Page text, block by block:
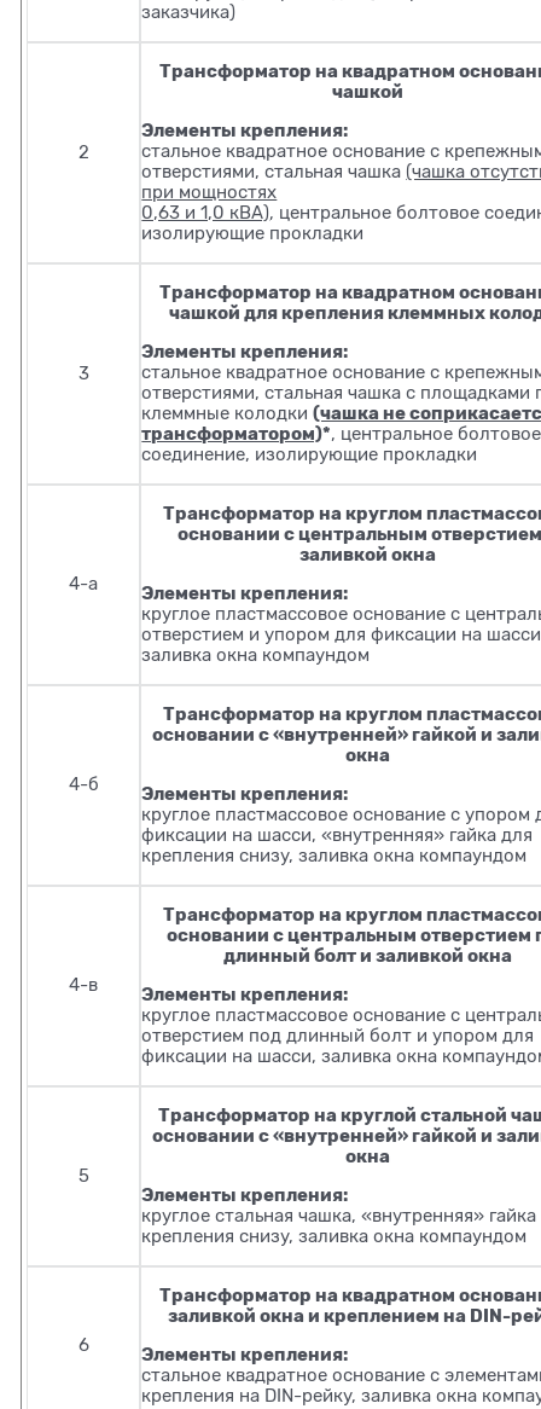
заказчика)
2
Трансформатор на квадратном
чашкой
Элементы крепления:
стальное квадратное основание с
отверстиями, стальная чашка (чашка
при мощностях
0,63 и 1,0 кВА), центральное болтовое
изолирующие прокладки
3
Трансформатор на квадратном
чашкой для крепления клеммных
Элементы крепления:
стальное квадратное основание с
отверстиями, стальная чашка с площадками
клеммные колодки(чашка не
трансформатором)*, центральное болтовое
соединение, изолирующие прокладки
4-а
Трансформатор на круглом
основании с центральным
заливкой окна
Элементы крепления:
круглое пластмассовое основание с
отверстием и упором для фиксации на
заливка окна компаундом
4-б
Трансформатор на круглом
основании с «внутренней» гайкой и
окна
Элементы крепления:
круглое пластмассовое основание с упором
фиксации на шасси, «внутренняя» гайка для
крепления снизу, заливка окна компаундом
4-в
Трансформатор на круглом
основании с центральным отверстием
длинный болт и заливкой окна
Элементы крепления:
круглое пластмассовое основание с
отверстием под длинный болт и упором для
фиксации на шасси, заливка окна
5
Трансформатор на круглой стальной
основании с «внутренней» гайкой и
окна
Элементы крепления:
круглое стальная чашка, «внутренняя»
крепления снизу, заливка окна компаундом
6
Трансформатор на квадратном
заливкой окна и креплением на DIN-
Элементы крепления:
стальное квадратное основание с
крепления на DIN-рейку, заливка окна